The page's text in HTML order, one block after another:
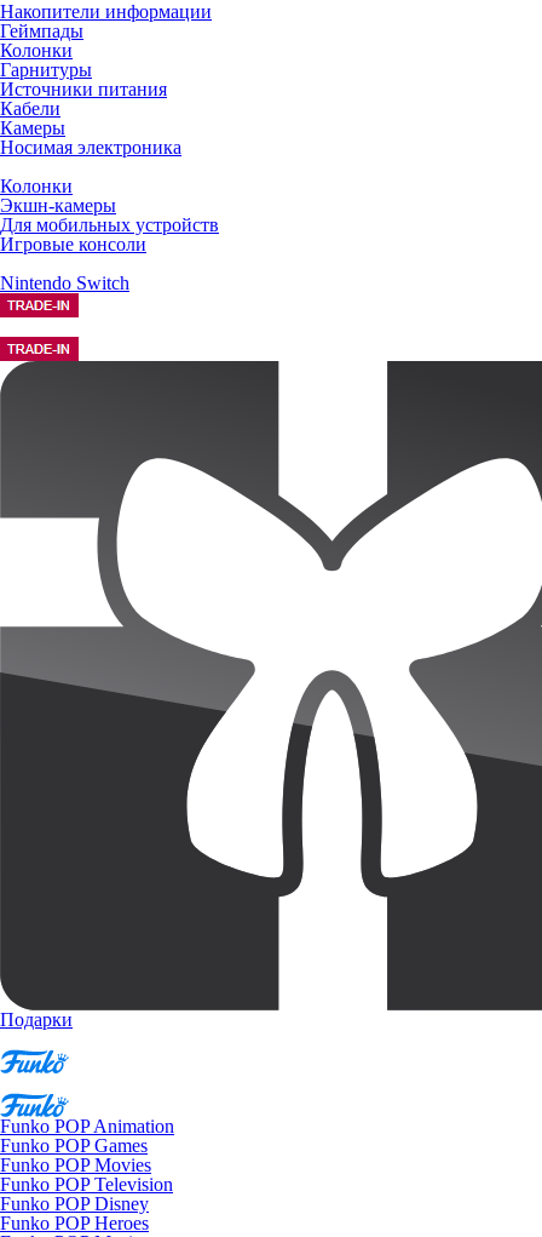
Накопители информации
Геймпады
Колонки
Гарнитуры
Источники питания
Кабели
Камеры
Носимая электроника
Колонки
Экшн-камеры
Для мобильных устройств
Игровые консоли
Nintendo Switch
Подарки
Funko POP Animation
Funko POP Games
Funko POP Movies
Funko POP Television
Funko POP Disney
Funko POP Heroes